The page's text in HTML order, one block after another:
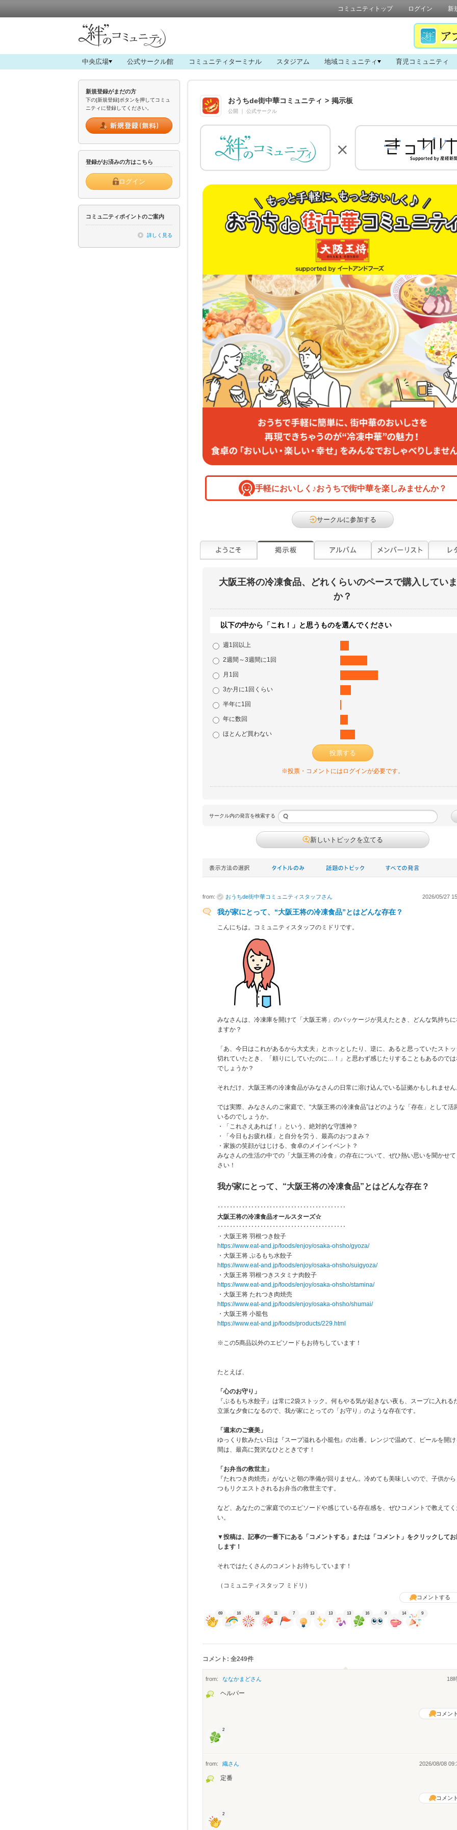
コミュニティトップ ログイン 新
中央広場 公式サークル館 コミュニティターミナル スタジアム 地域コミュニティ 育児コミュニティ
新規登録がまだの方
下の[新規登録]ボタンを押してコミュ
ニティに登録してください。
登録がお済みの方はこちら
ログイン
コミュ二ティポイントのご案内
詳しく見る
おうちde街中華コミュニティ > 掲示板
公開 公式サークル
手軽においしく♪おうちで街中華を楽しみませんか？
サークルに参加する
大阪王将の冷凍食品、どれくらいのペースで購入してい
か？
以下の中から「これ！」と思うものを選んでください
週1回以上
2週間～3週間に1回
月1回
3か月に1回くらい
半年に1回
年に数回
ほとんど買わない
投票する
※投票・コメントにはログインが必要です。
サークル内の発言を検索する
新しいトピックを立てる
from: おうちde街中華コミュニティスタッフさん 2026/05/27
我が家にとって、“大阪王将の冷凍食品”とはどんな存在？
こんにちは。コミュニティスタッフのミドリです。
みなさんは、冷凍庫を開けて「大阪王将」のパッケージが見えたとき、どんな気持ち
ますか？
「あ、今日はこれがあるから大丈夫」とホッとしたり、逆に、あると思っていたスト
切れていたとき、「頼りにしていたのに…！」と思わず感じたりすることもあるので
でしょうか？
それだけ、大阪王将の冷凍食品がみなさんの日常に溶け込んでいる証拠かもしれませ
では実際、みなさんのご家庭で、“大阪王将の冷凍食品”はどのような「存在」として活
いるのでしょうか。
・「これさえあれば！」という、絶対的な守護神？
・「今日もお疲れ様」と自分を労う、最高のおつまみ？
・家族の笑顔がはじける、食卓のメインイベント？
みなさんの生活の中での「大阪王将の冷食」の存在について、ぜひ熱い思いを聞かせ
さい！
我が家にとって、“大阪王将の冷凍食品”とはどんな存在？
‥‥‥‥‥‥‥‥‥‥‥‥‥‥‥‥‥‥‥‥‥
大阪王将の冷凍食品オールスターズ☆
‥‥‥‥‥‥‥‥‥‥‥‥‥‥‥‥‥‥‥‥‥
・大阪王将 羽根つき餃子
https://www.eat-and.jp/foods/enjoy/osaka-ohsho/gyoza/
・大阪王将 ぷるもち水餃子
https://www.eat-and.jp/foods/enjoy/osaka-ohsho/suigyoza/
・大阪王将 羽根つきスタミナ肉餃子
https://www.eat-and.jp/foods/enjoy/osaka-ohsho/stamina/
・大阪王将 たれつき肉焼売
https://www.eat-and.jp/foods/enjoy/osaka-ohsho/shumai/
・大阪王将 小籠包
https://www.eat-and.jp/foods/products/229.html
※この5商品以外のエピソードもお待ちしています！
たとえば、
「心のお守り」
『ぷるもち水餃子』は常に2袋ストック。何もやる気が起きない夜も、スープに入れる
立派な夕食になるので、我が家にとっての「お守り」のような存在です。
「週末のご褒美」
ゆっくり飲みたい日は『スープ溢れる小籠包』の出番。レンジで温めて、ビールを開
間は、最高に贅沢なひとときです！
「お弁当の救世主」
『たれつき肉焼売』がないと朝の準備が回りません。冷めても美味しいので、子供か
つもリクエストされるお弁当の救世主です。
など、あなたのご家庭でのエピソードや感じている存在感を、ぜひコメントで教えて
い。
▼投稿は、記事の一番下にある「コメントする」または「コメント」をクリックして
します！
それではたくさんのコメントお待ちしています！
（コミュニティスタッフ ミドリ）
コメントする
69 16 18 11 7 13 13 13 16 9 14 9
コメント: 全249件
from: ななかまどさん 18
ヘルパー
コメン
2
from: 織さん 2026/08/08
定番
コメン
2